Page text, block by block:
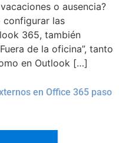
o ausencia?
configurar las
365, también
de la oficina”, tanto
en Outlook […]
en Office 365 paso